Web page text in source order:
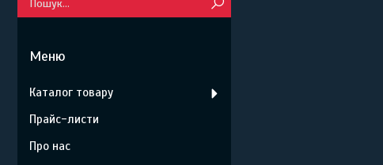
Каталог товару
Прайс-листи
Про нас